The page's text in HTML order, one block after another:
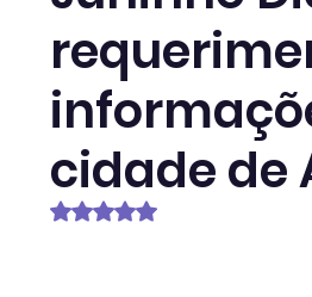
cidade de
Avaliado com NaN de 5